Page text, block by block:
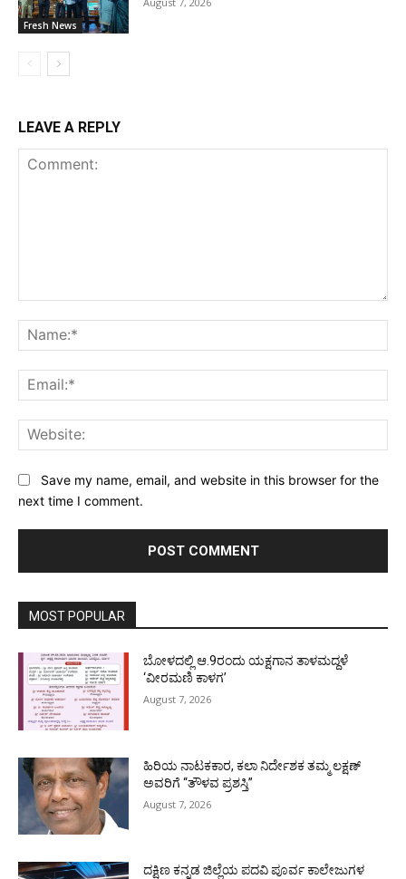
Fresh News
LEAVE A REPLY
Save my name, email, and website in this browser for the
next time I comment.
MOST POPULAR
ಬೋಳದಲ್ಲಿ ಆ.9ರಂದು ಯಕ್ಷಗಾನ ತಾಳಮದ್ದಳೆ
‘ವೀರಮಣಿ ಕಾಳಗ’
August 7, 2026
ಹಿರಿಯ ನಾಟಕಕಾರ, ಕಲಾ ನಿರ್ದೇಶಕ ತಮ್ಮ ಲಕ್ಷಣ್
ಅವರಿಗೆ “ತೌಳವ ಪ್ರಶಸ್ತಿ”
August 7, 2026
ದಕ್ಷಿಣ ಕನ್ನಡ ಜಿಲ್ಲೆಯ ಪದವಿ ಪೂರ್ವ ಕಾಲೇಜುಗಳ